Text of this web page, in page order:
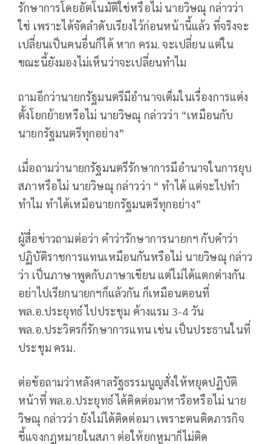
รักษาการโดยอัตโนมัติใช่หรือไม่ นายวิษณุ กล่าวว่า
ใช่ เพราะได้จัดลำดับเรียงไว้ก่อนหน้านี้แล้ว ที่จริงจะ
เปลี่ยนเป็นคนอื่นก็ได้ หาก ครม. จะเปลี่ยน แต่ใน
ขณะนี้ยังมองไม่เห็นว่าจะเปลี่ยนทำไม
ถามอีกว่านายกรัฐมนตรีมีอำนาจเต็มในเรื่องการแต่ง
ตั้งโยกย้ายหรือไม่ นายวิษณุ กล่าวว่า “เหมือนกับ
นายกรัฐมนตรีทุกอย่าง”
เมื่อถามว่านายกรัฐมนตรีรักษาการมีอำนาจในการยุบ
สภาหรือไม่ นายวิษณุ กล่าวว่า “ ทำได้ แต่จะไปทำ
ทำไม ทำได้เหมือนายกรัฐมนตรีทุกอย่าง”
ผู้สื่อข่าวถามต่อว่า คำว่ารักษาการนายกฯ กับคำว่า
ปฏิบัติราชการแทนเหมือนกันหรือไม่ นายวิษณุ กล่าว
ว่า เป็นภาษาพูดกับภาษาเขียน แต่ไม่ได้แตกต่างกัน
อย่าไปเรียกนายกฯก็แล้วกัน ก็เหมือนตอนที่
พล.อ.ประยุทธ์ ไปประชุม ค้างแรม 3-4 วัน
พล.อ.ประวิตรก็รักษาการแทน เช่น เป็นประธานในที่
ประชุม ครม.
ต่อข้อถามว่าหลังศาลรัฐธรรมนูญสั่งให้หยุดปฏิบัติ
หน้าที่ พล.อ.ประยุทธ์ ได้ติดต่อมาหารือหรือไม่ นาย
วิษณุ กล่าวว่า ยังไม่ได้ติดต่อมา เพราะตนติดภารกิจ
ชี้แจงกฎหมายในสภา ต่อให้ยกหูมาก็ไม่ติด